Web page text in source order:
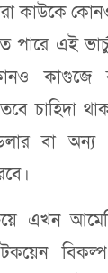
কাউকে
পারে এই
কাগুজে
চাহিদা
বা অন্য
এখন